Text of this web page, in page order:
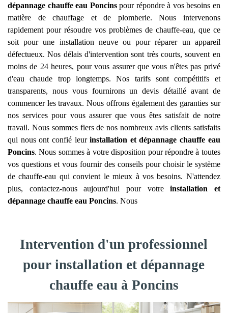
dépannage chauffe eau Poncinspour répondre à vos besoins en
matière de chauffage et de plomberie. Nous intervenons
rapidement pour résoudre vos problèmes de chauffe-eau, que ce
soit pour une installation neuve ou pour réparer un appareil
défectueux. Nos délais d'intervention sont très courts, souvent en
moins de 24 heures, pour vous assurer que vous n'êtes pas privé
d'eau chaude trop longtemps. Nos tarifs sont compétitifs et
transparents, nous vous fournirons un devis détaillé avant de
commencer les travaux. Nous offrons également des garanties sur
nos services pour vous assurer que vous êtes satisfait de notre
travail. Nous sommes fiers de nos nombreux avis clients satisfaits
qui nous ont confié leurinstallation et dépannage chauffe eau
Poncins. Nous sommes à votre disposition pour répondre à toutes
vos questions et vous fournir des conseils pour choisir le système
de chauffe-eau qui convient le mieux à vos besoins. N'attendez
plus, contactez-nous aujourd'hui pour votreinstallation et
dépannage chauffe eau Poncins. Nous
Intervention d'un professionnel
pour installation et dépannage
chauffe eau à Poncins